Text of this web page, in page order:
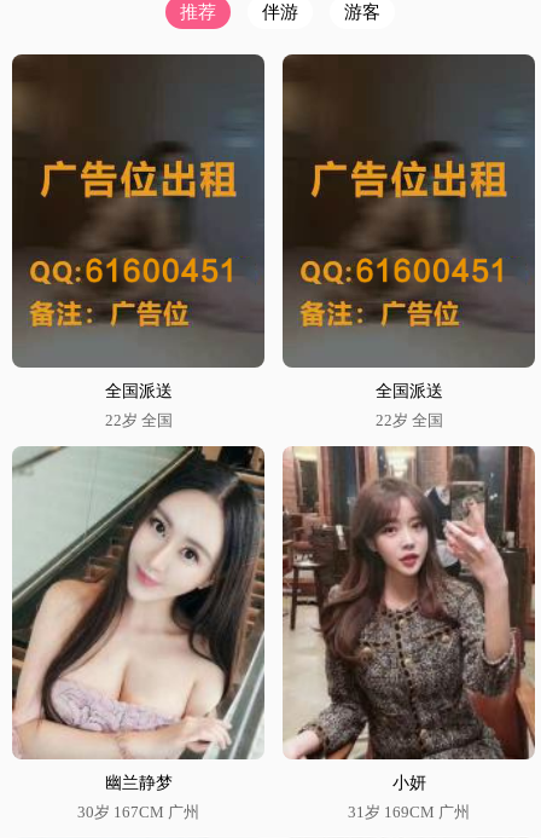
推荐 伴游 游客
全国派送
22岁 全国
全国派送
22岁 全国
幽兰静梦
30岁 167CM 广州
小妍
31岁 169CM 广州